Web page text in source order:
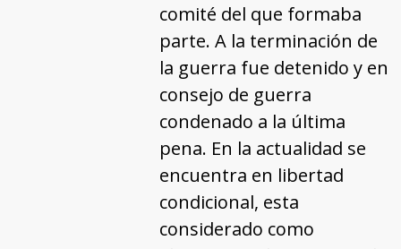
comité del que formaba
parte. A la terminación de
la guerra fue detenido y en
consejo de guerra
condenado a la última
pena. En la actualidad se
encuentra en libertad
condicional, esta
considerado como